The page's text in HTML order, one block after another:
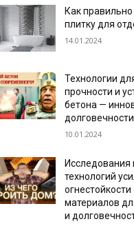
Как
плитку для
14.01.2024
Технологии
прочности и
бетона —
10.01.2024
Исследования
технологий
материалов
и